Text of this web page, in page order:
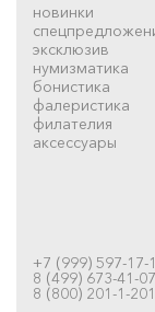
новинки
эксклюзив
нумизматика
бонистика
фалеристика
филателия
аксессуары
+7 (999) 597-17-
8 (499) 673-41-07
8 (800) 201-1-